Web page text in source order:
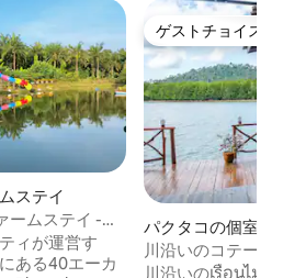
ステイ
ームステイ -
ィが運営す
ある40エーカ
ゲストチョイス
ゲストチョイス
パクタコの個室
川沿いのコテージ
川沿いのเรือนไม้ปลา